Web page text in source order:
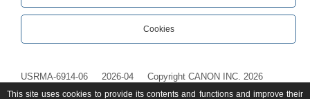
Cookies
USRMA-6914-06 2026-04 Copyright CANON INC. 2026
This site uses cookies to provide its contents and functions and improve their